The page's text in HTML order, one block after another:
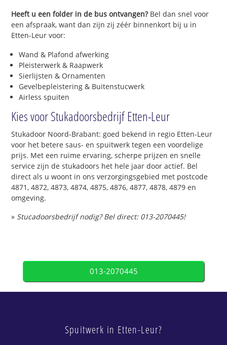
Heeft u een folder in de bus ontvangen?Bel dan snel voor
een afspraak, want dan zijn zij zéér binnenkort bij u in
Etten-Leur voor:
Wand & Plafond afwerking
Pleisterwerk & Raapwerk
Sierlijsten & Ornamenten
Gevelbepleistering & Buitenstucwerk
Airless spuiten
Kies voor Stukadoorsbedrijf Etten-Leur
Stukadoor Noord-Brabant: goed bekend in regio Etten-Leur
voor het betere saus- en spuitwerk tegen een voordelige
prijs. Met een ruime ervaring, scherpe prijzen en snelle
service zijn de stukadoors het hele jaar door actief. Bel
direct als u woont in ons verzorgingsgebied met postcode
4871, 4872, 4873, 4874, 4875, 4876, 4877, 4878, 4879 en
omgeving.
» Stucadoorsbedrijf nodig? Bel direct: 013-2070445!
013-2070445
Spuitwerk in Etten-Leur?